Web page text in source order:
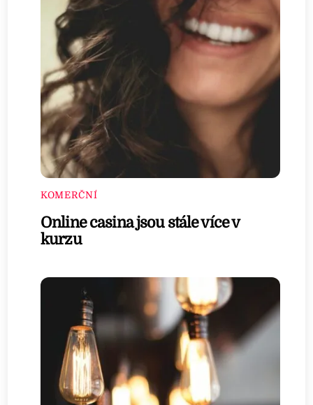
KOMERČNÍ
Online casina jsou stále více v
kurzu